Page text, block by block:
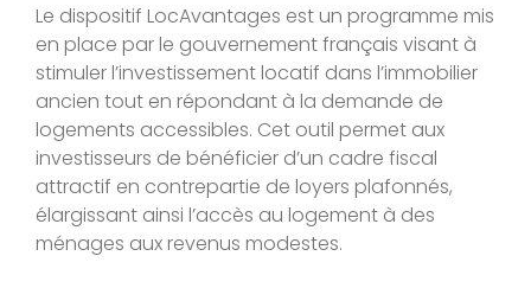
Le dispositif LocAvantages est un programme mis
en place par le gouvernement français visant à
stimuler l’investissement locatif dans l’immobilier
ancien tout en répondant à la demande de
logements accessibles. Cet outil permet aux
investisseurs de bénéficier d’un cadre fiscal
attractif en contrepartie de loyers plafonnés,
élargissant ainsi l’accès au logement à des
ménages aux revenus modestes.